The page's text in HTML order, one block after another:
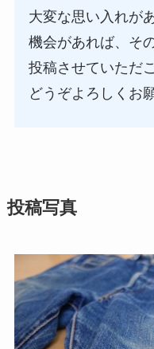
大変な思い入れが
機会があれば、そ
投稿させていただ
どうぞよろしくお
投稿写真